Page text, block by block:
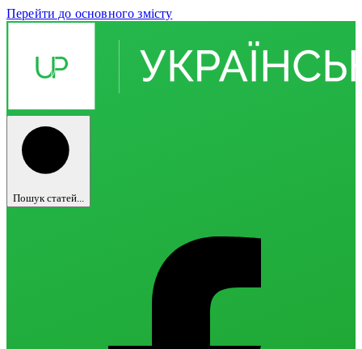
Перейти до основного змісту
Пошук статей...